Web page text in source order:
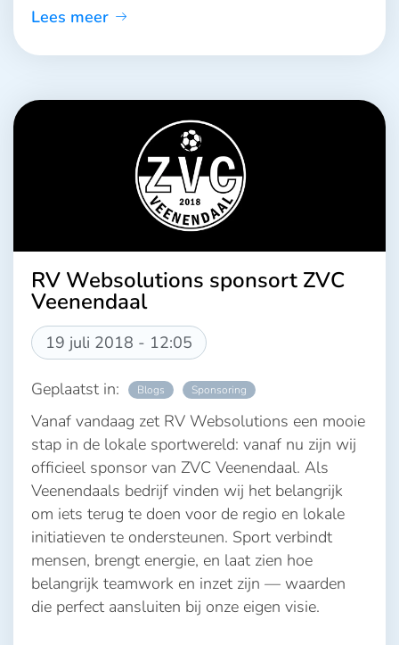
Lees meer
RV Websolutions sponsort ZVC
Veenendaal
19 juli 2018 - 12:05
Geplaatst in: Blogs Sponsoring
Vanaf vandaag zet RV Websolutions een mooie
stap in de lokale sportwereld: vanaf nu zijn wij
officieel sponsor van ZVC Veenendaal. Als
Veenendaals bedrijf vinden wij het belangrijk
om iets terug te doen voor de regio en lokale
initiatieven te ondersteunen. Sport verbindt
mensen, brengt energie, en laat zien hoe
belangrijk teamwork en inzet zijn — waarden
die perfect aansluiten bij onze eigen visie.